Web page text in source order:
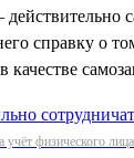
справку о
качестве
учёт физического